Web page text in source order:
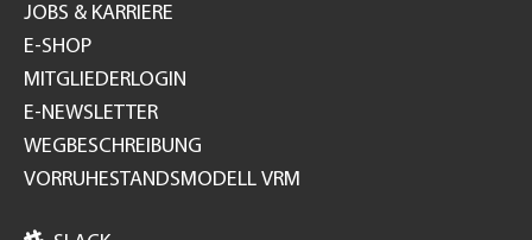
JOBS & KARRIERE
E-SHOP
MITGLIEDERLOGIN
E-NEWSLETTER
WEGBESCHREIBUNG
VORRUHESTANDSMODELL VRM